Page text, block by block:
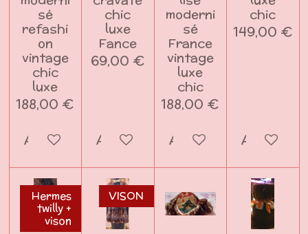
sé
refashi
on
vintage
chic
luxe
188,00 €
Ajouter au panier
chic
luxe
Fance
69,00 €
Ajouter au panier
moderni
sé
France
vintage
luxe
chic
188,00 €
Ajouter au panier
chic
149,00 €
Ajouter
Hermes
twilly +
vison
VISON